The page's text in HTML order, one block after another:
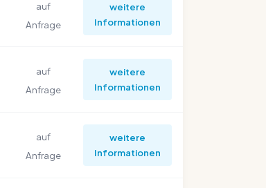
auf
Anfrage
weitere
Informationen
auf
Anfrage
weitere
Informationen
auf
Anfrage
weitere
Informationen